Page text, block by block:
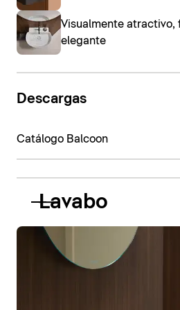
Visualmente atractivo,
elegante
Descargas
Catálogo Balcoon
Lavabo